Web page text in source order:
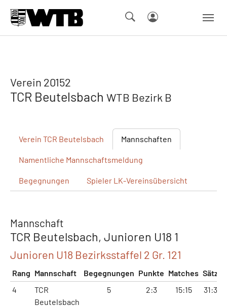
Verein 20152
TCR Beutelsbach WTB Bezirk B
Verein TCR Beutelsbach Mannschaften
Namentliche Mannschaftsmeldung
Begegnungen Spieler LK-Vereinsübersicht
Mannschaft
TCR Beutelsbach, Junioren U18 1
Junioren U18 Bezirksstaffel 2 Gr. 121
Rang Mannschaft Begegnungen Punkte Matches Sätze
4
TCR
Beutelsbach
5 2:3 15:15 31:34